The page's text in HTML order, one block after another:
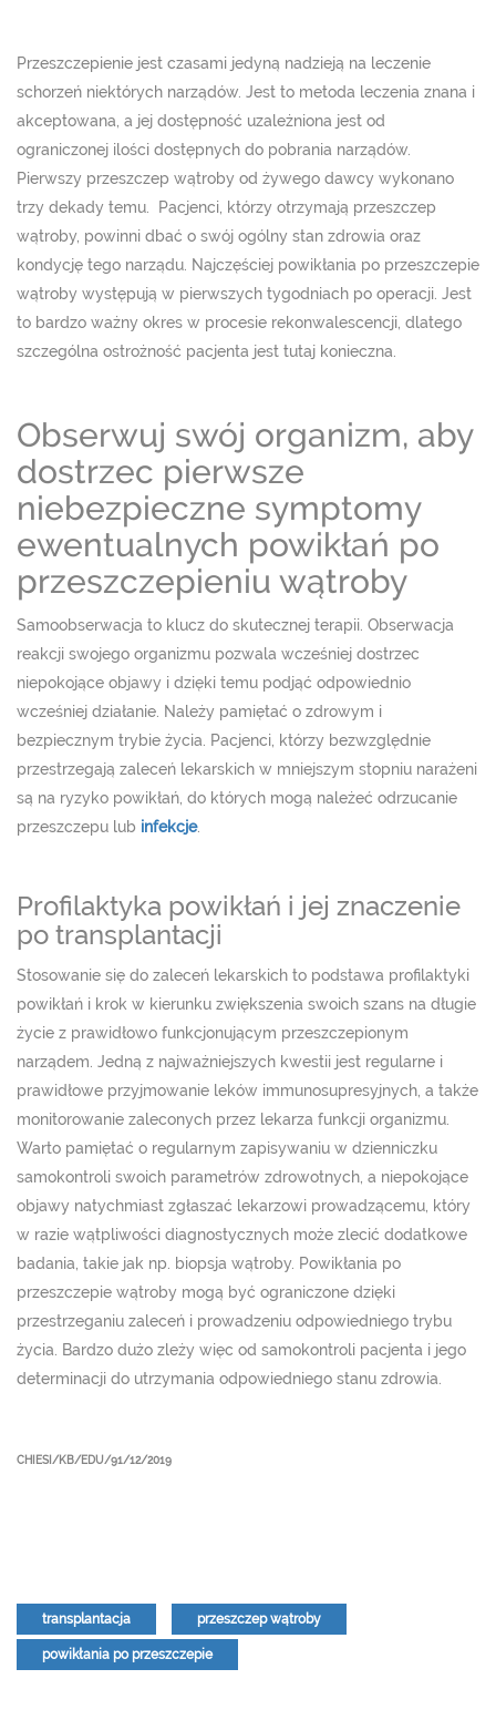
Przeszczepienie jest czasami jedyną nadzieją na leczenie
schorzeń niektórych narządów. Jest to metoda leczenia znana i
akceptowana, a jej dostępność uzależniona jest od
ograniczonej ilości dostępnych do pobrania narządów.
Pierwszy przeszczep wątroby od żywego dawcy wykonano
trzy dekady temu. Pacjenci, którzy otrzymają przeszczep
wątroby, powinni dbać o swój ogólny stan zdrowia oraz
kondycję tego narządu. Najczęściej powikłania po przeszczepie
wątroby występują w pierwszych tygodniach po operacji. Jest
to bardzo ważny okres w procesie rekonwalescencji, dlatego
szczególna ostrożność pacjenta jest tutaj konieczna.
Obserwuj swój organizm, aby
dostrzec pierwsze
niebezpieczne symptomy
ewentualnych powikłań po
przeszczepieniu wątroby
Samoobserwacja to klucz do skutecznej terapii. Obserwacja
reakcji swojego organizmu pozwala wcześniej dostrzec
niepokojące objawy i dzięki temu podjąć odpowiednio
wcześniej działanie. Należy pamiętać o zdrowym i
bezpiecznym trybie życia. Pacjenci, którzy bezwzględnie
przestrzegają zaleceń lekarskich w mniejszym stopniu narażeni
są na ryzyko powikłań, do których mogą należeć odrzucanie
przeszczepu lub infekcje.
Profilaktyka powikłań i jej znaczenie
po transplantacji
Stosowanie się do zaleceń lekarskich to podstawa profilaktyki
powikłań i krok w kierunku zwiększenia swoich szans na długie
życie z prawidłowo funkcjonującym przeszczepionym
narządem. Jedną z najważniejszych kwestii jest regularne i
prawidłowe przyjmowanie leków immunosupresyjnych, a także
monitorowanie zaleconych przez lekarza funkcji organizmu.
Warto pamiętać o regularnym zapisywaniu w dzienniczku
samokontroli swoich parametrów zdrowotnych, a niepokojące
objawy natychmiast zgłaszać lekarzowi prowadzącemu, który
w razie wątpliwości diagnostycznych może zlecić dodatkowe
badania, takie jak np. biopsja wątroby. Powikłania po
przeszczepie wątroby mogą być ograniczone dzięki
przestrzeganiu zaleceń i prowadzeniu odpowiedniego trybu
życia. Bardzo dużo zleży więc od samokontroli pacjenta i jego
determinacji do utrzymania odpowiedniego stanu zdrowia.
CHIESI/KB/EDU/91/12/2019
transplantacja przeszczep wątroby
powikłania po przeszczepie